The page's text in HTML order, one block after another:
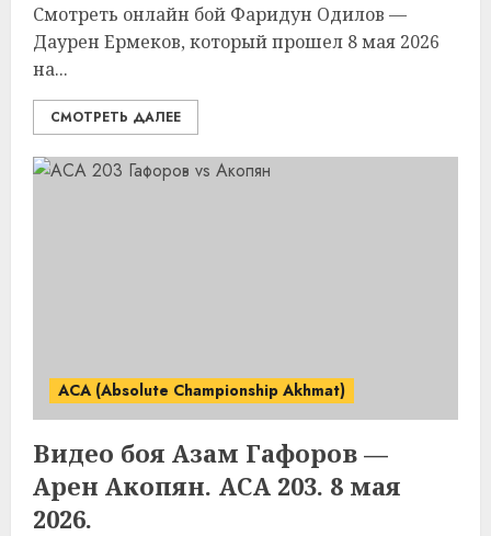
Смотреть онлайн бой Фаридун Одилов —
Даурен Ермеков, который прошел 8 мая 2026
на...
СМОТРЕТЬ ДАЛЕЕ
ACA (Absolute Championship Akhmat)
Видео боя Азам Гафоров —
Арен Акопян. ACA 203. 8 мая
2026.